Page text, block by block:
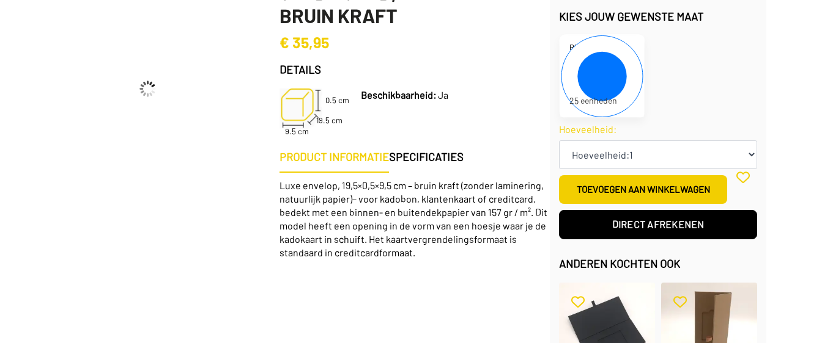
BRUIN KRAFT
€ 35,95
DETAILS
0.5 cm
19.5 cm
9.5 cm
Beschikbaarheid:Ja
PRODUCT INFORMATIESPECIFICATIES
Luxe envelop, 19,5×0,5×9,5 cm – bruin kraft(zonder laminering,
natuurlijk papier)– voor kadobon, klantenkaart of creditcard,
bedekt met een binnen- en buitendekpapier van 157 gr / m². Dit
model heeft een opening in de vorm van een hoesje waar je de
kadokaart in schuift. Het kaartvergrendelingsformaat is
standaard in creditcardformaat.
KIES JOUW GEWENSTE MAAT
P1100600
19,5 x 0,5 x 9,5 cm
1,44 per eenheid
35,95 per doos
25 eenheden
Hoeveelheid:
TOEVOEGEN AAN WINKELWAGEN
DIRECT AFREKENEN
ANDEREN KOCHTEN OOK